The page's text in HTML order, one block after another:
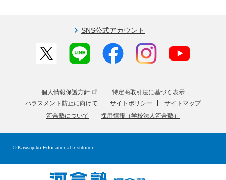
SNS公式アカウント
個人情報保護方針
特定商取引法に基づく表示
ハラスメント防止に向けて
サイトポリシー
サイトマップ
河合塾について
採用情報（学校法人河合塾）
© Kawaijuku Educational Institution.